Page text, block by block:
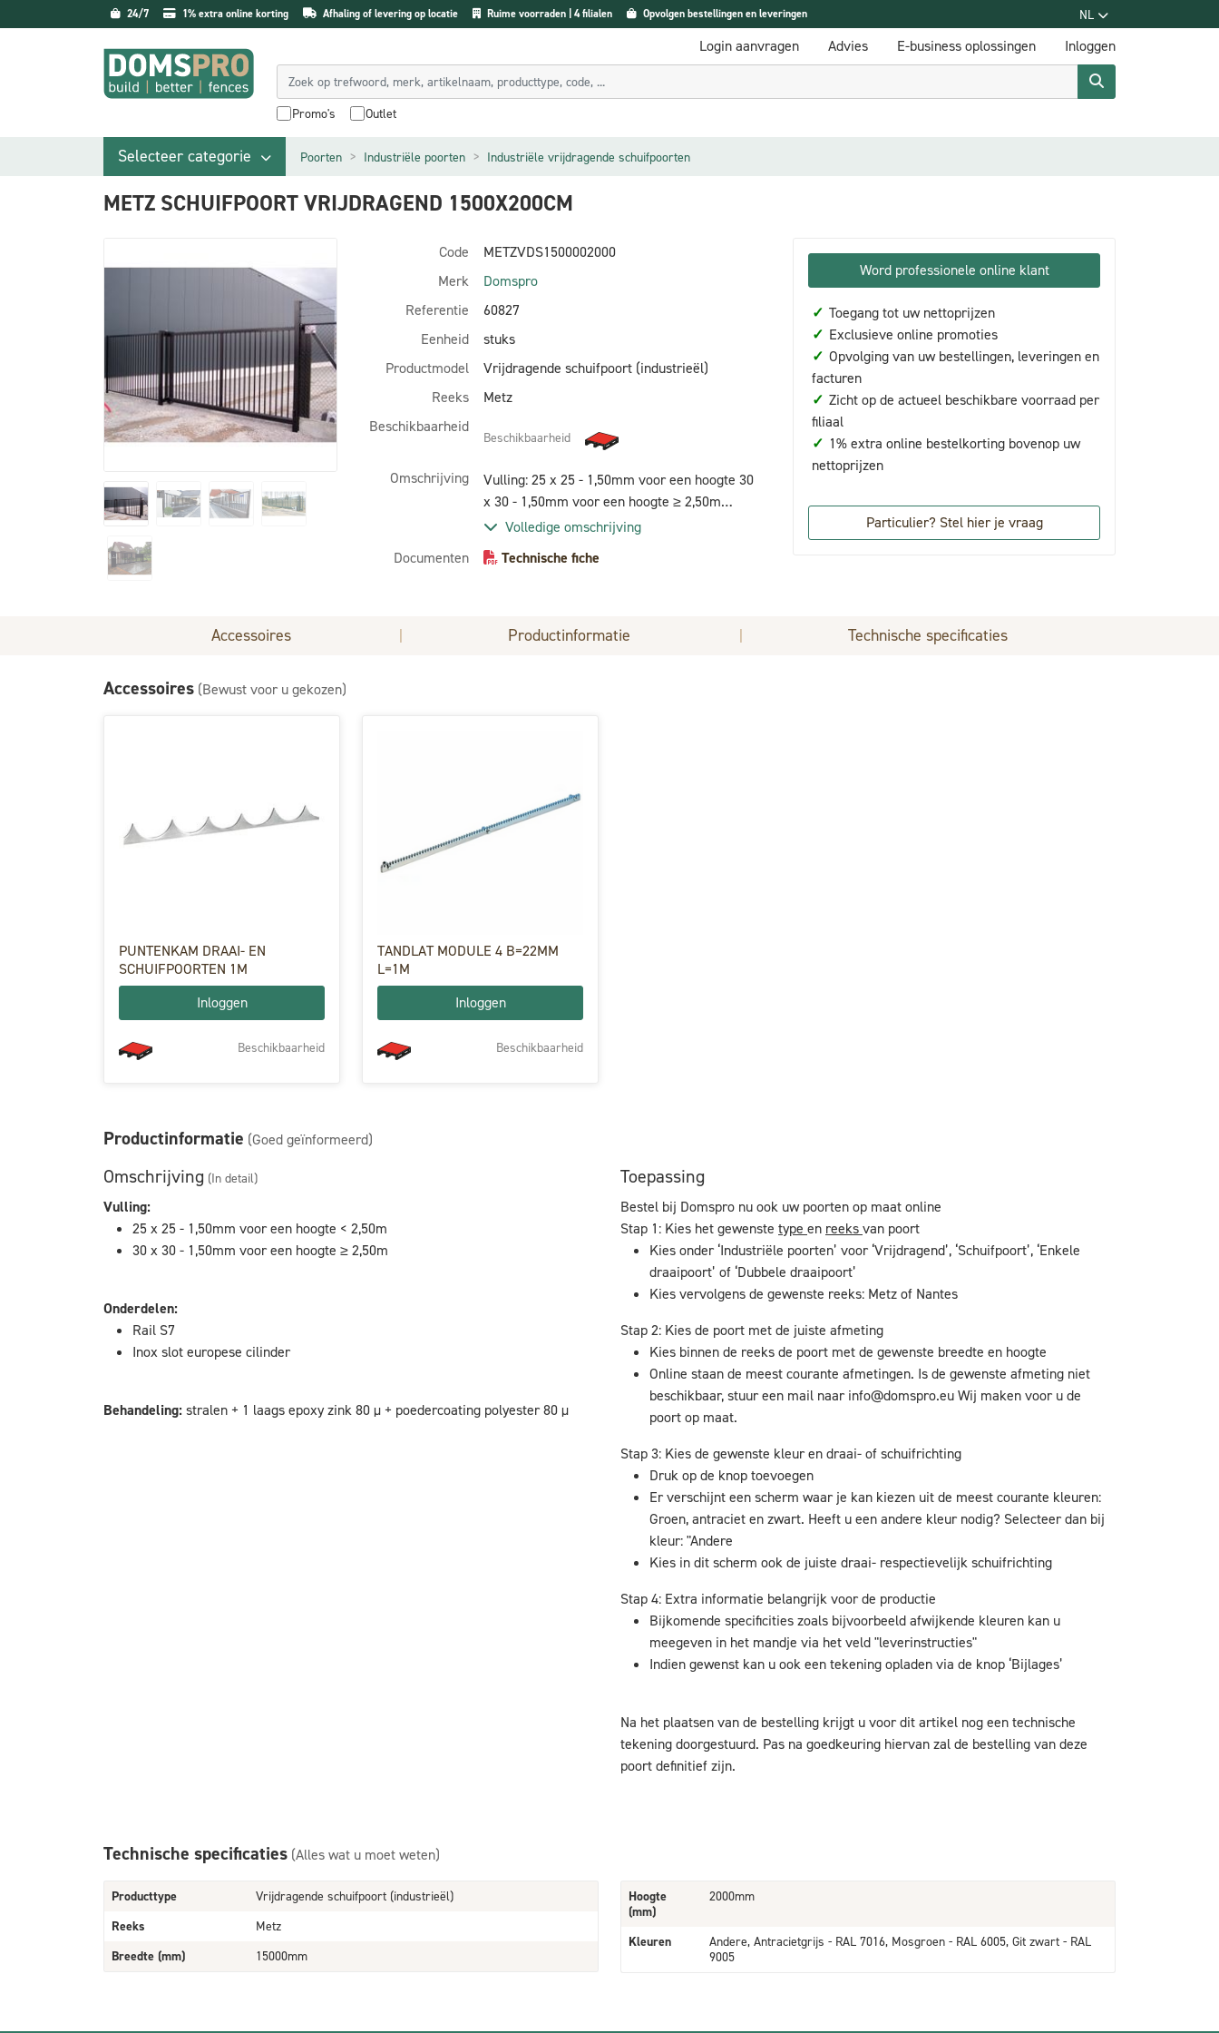
24/7 1% extra online korting Afhaling of levering op locatie Ruime voorraden | 4 filialen Opvolgen bestellingen en leveringen NL
Login aanvragen Advies E-business oplossingen Inloggen
Promo's Outlet
Selecteer categorie Poorten Industriële poorten Industriële vrijdragende schuifpoorten
METZ SCHUIFPOORT VRIJDRAGEND 1500X200CM
Code
METZVDS1500002000
Merk
Domspro
Referentie
60827
Eenheid
stuks
Productmodel
Vrijdragende schuifpoort (industrieël)
Reeks
Metz
Beschikbaarheid
Beschikbaarheid
Omschrijving
Vulling: 25 x 25 - 1,50mm voor een hoogte 30
x 30 - 1,50mm voor een hoogte ≥ 2,50m
Onderdelen: Rail S7 Inox slot europese cilinder
+ poedercoating polyester 80 µ
Volledige omschrijving
Documenten
Technische fiche
Word professionele online klant
✓ Toegang tot uw nettoprijzen
✓ Exclusieve online promoties
✓ Opvolging van uw bestellingen, leveringen en
facturen
✓ Zicht op de actueel beschikbare voorraad per
filiaal
✓ 1% extra online bestelkorting bovenop uw
nettoprijzen
Particulier? Stel hier je vraag
Accessoires | Productinformatie | Technische specificaties
Accessoires (Bewust voor u gekozen)
PUNTENKAM DRAAI- EN
SCHUIFPOORTEN 1M
Inloggen
Beschikbaarheid
TANDLAT MODULE 4 B=22MM
L=1M
Inloggen
Beschikbaarheid
Productinformatie (Goed geïnformeerd)
Omschrijving (In detail)
Vulling:
25 x 25 - 1,50mm voor een hoogte < 2,50m
30 x 30 - 1,50mm voor een hoogte ≥ 2,50m
Onderdelen:
Rail S7
Inox slot europese cilinder
Behandeling:stralen + 1 laags epoxy zink 80 µ + poedercoating polyester 80 µ
Toepassing
Bestel bij Domspro nu ook uw poorten op maat online
Stap 1: Kies het gewenste type en reeksvan poort
Kies onder ‘Industriële poorten’ voor ‘Vrijdragend’, ‘Schuifpoort’, ‘Enkele
draaipoort’ of ‘Dubbele draaipoort’
Kies vervolgens de gewenste reeks: Metz of Nantes
Stap 2: Kies de poort met de juiste afmeting
Kies binnen de reeks de poort met de gewenste breedte en hoogte
Online staan de meest courante afmetingen. Is de gewenste afmeting niet
beschikbaar, stuur een mail naar info@domspro.euWij maken voor u de
poort op maat.
Stap 3: Kies de gewenste kleur en draai- of schuifrichting
Druk op de knop toevoegen
Er verschijnt een scherm waar je kan kiezen uit de meest courante kleuren:
Groen, antraciet en zwart. Heeft u een andere kleur nodig? Selecteer dan bij
kleur: "Andere
Kies in dit scherm ook de juiste draai- respectievelijk schuifrichting
Stap 4: Extra informatie belangrijk voor de productie
Bijkomende specificities zoals bijvoorbeeld afwijkende kleuren kan u
meegeven in het mandje via het veld "leverinstructies"
Indien gewenst kan u ook een tekening opladen via de knop ‘Bijlages’
Na het plaatsen van de bestelling krijgt u voor dit artikel nog een technische
tekening doorgestuurd. Pas na goedkeuring hiervan zal de bestelling van deze
poort definitief zijn.
Technische specificaties (Alles wat u moet weten)
Producttype
Vrijdragende schuifpoort (industrieël)
Reeks
Metz
Breedte (mm)
15000mm
Hoogte
(mm)
2000mm
Kleuren
Andere, Antracietgrijs - RAL 7016, Mosgroen - RAL 6005, Git zwart - RAL
9005